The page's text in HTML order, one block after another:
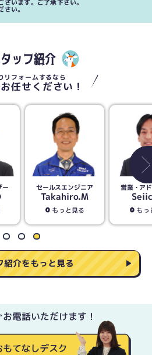
います。ご了承下さい。
い。
ッフ紹介
リフォームするなら
任せください！
ルスエンジニア 営業・アドバイザー
紹介をもっと見る
電話いただけます！